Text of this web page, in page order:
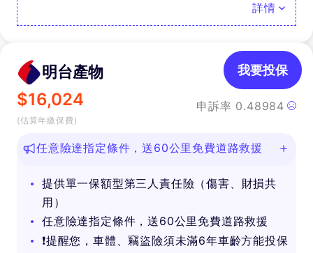
詳情
明台產物
$16,024
(估算年繳保費)
申訴率 0.48984
我要投保
任意險達指定條件，送60公里免費道路救援
提供單一保額型第三人責任險（傷害、財損共
用）
任意險達指定條件，送60公里免費道路救援
❗提醒您，車體、竊盜險須未滿6年車齡方能投保